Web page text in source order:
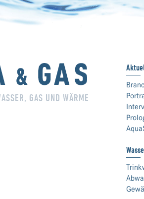
GAS UND WÄRME